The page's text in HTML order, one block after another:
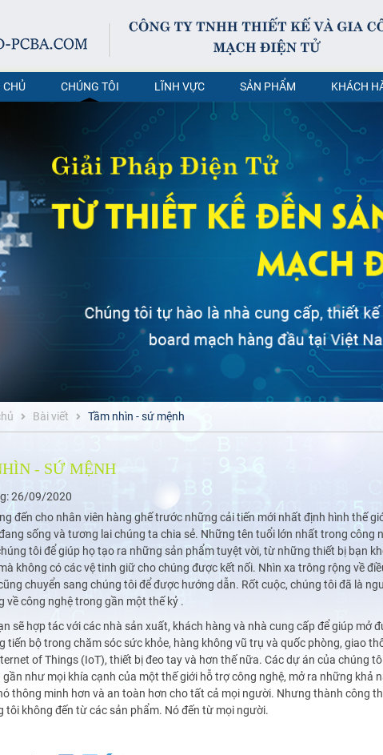
CHỦ CHÚNG TÔI LĨNH VỰC SẢN PHẨM KHÁCH
Bài viết Tầm nhìn - sứ mệnh
- SỨ MỆNH
26/09/2020
đến cho nhân viên hàng ghế trước những cải tiến mới nhất định hình thế
sống và tương lai chúng ta chia sẻ. Những tên tuổi lớn nhất trong công
tôi để giúp họ tạo ra những sản phẩm tuyệt vời, từ những thiết bị bạn
không có các vệ tinh giữ cho chúng được kết nối. Nhìn xa trông rộng về
chuyển sang chúng tôi để được hướng dẫn. Rốt cuộc, chúng tôi đã là
về công nghệ trong gần một thế kỷ .
sẽ hợp tác với các nhà sản xuất, khách hàng và nhà cung cấp để giúp mở
tiến bộ trong chăm sóc sức khỏe, hàng không vũ trụ và quốc phòng, giao
of Things (IoT), thiết bị đeo tay và hơn thế nữa. Các dự án của chúng
gần như mọi khía cạnh của một thế giới hỗ trợ công nghệ, mở ra những khả
thông minh hơn và an toàn hơn cho tất cả mọi người. Nhưng thành công
tôi không đến từ các sản phẩm. Nó đến từ mọi người.